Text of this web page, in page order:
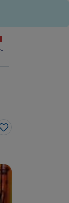
J’aime